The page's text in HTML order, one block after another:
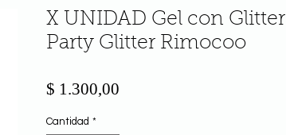
X UNIDAD Gel con Glitter
Party Glitter Rimocoo
$ 1.300,00
Cantidad *